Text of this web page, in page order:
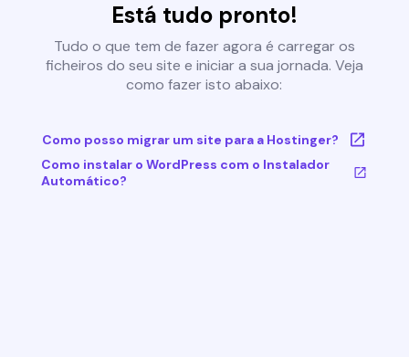
Está tudo pronto!
Tudo o que tem de fazer agora é carregar os
ficheiros do seu site e iniciar a sua jornada. Veja
como fazer isto abaixo:
Como posso migrar um site para a Hostinger?
Como instalar o WordPress com o Instalador
Automático?